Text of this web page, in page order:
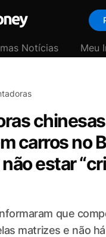
Notícias Meu
carros no
estar
que
matrizes e não